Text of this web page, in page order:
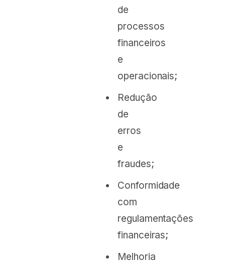
de
processos
financeiros
e
operacionais;
Redução
de
erros
e
fraudes;
Conformidade
com
regulamentações
financeiras;
Melhoria